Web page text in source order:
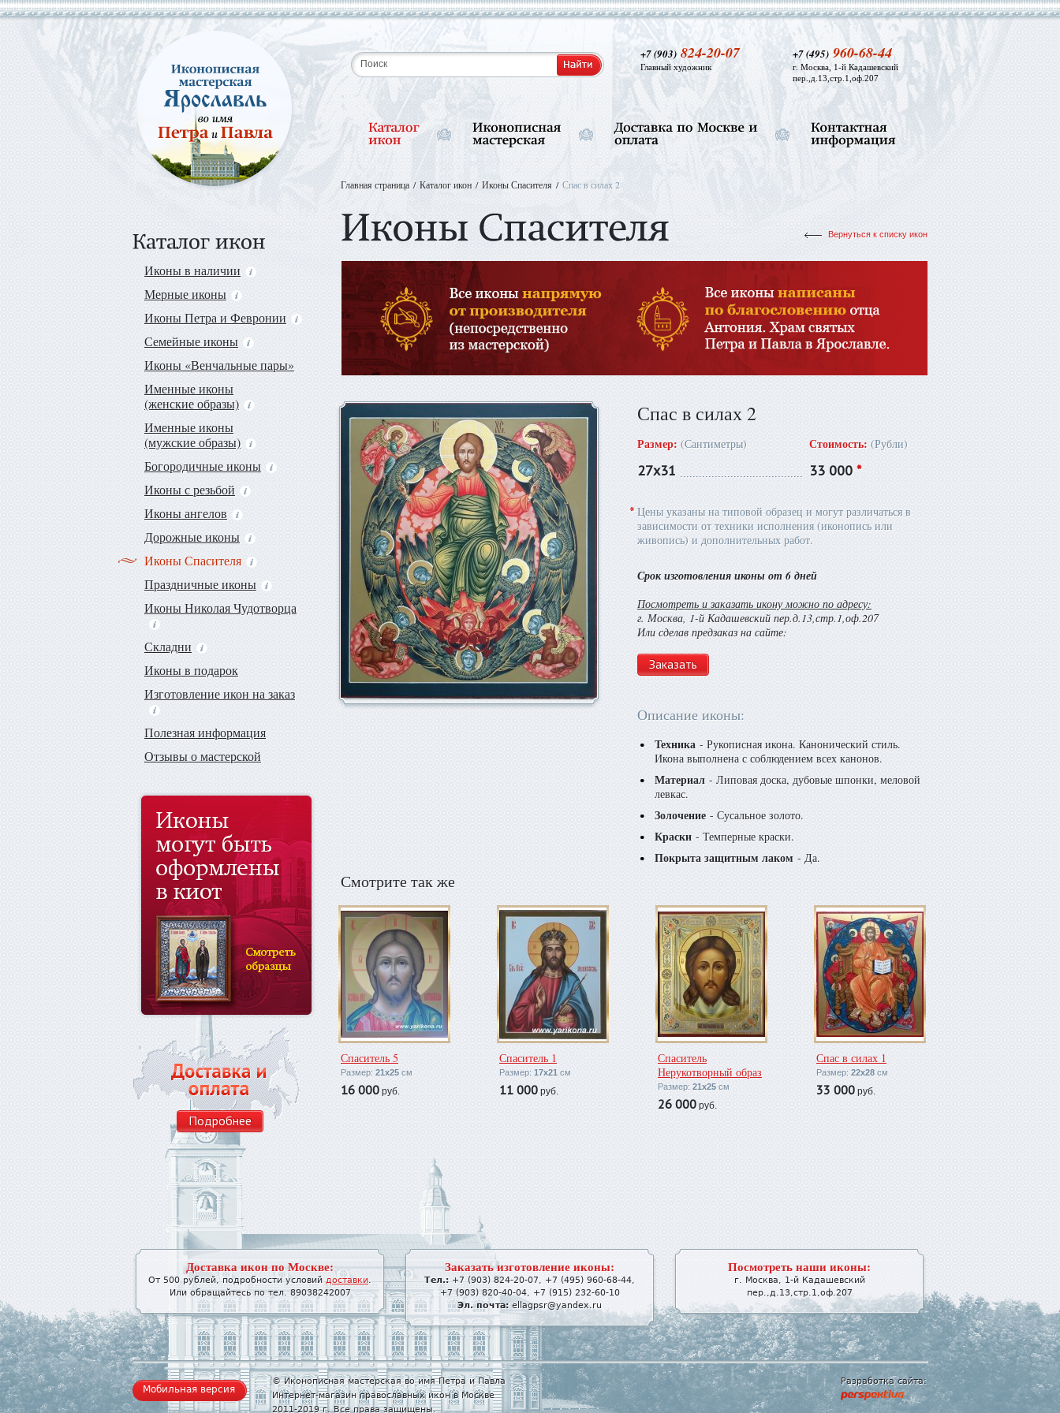
+7 (495)960-68-44
г. Москва, 1-й Кадашевский
пер.,д.13,стр.1,оф.207
+7 (903)824-20-07
Главный художник
Иконы в наличии
Мерные иконы
Иконы Петра и Февронии
Семейные иконы
Иконы «Венчальные пары»
Именные иконы
(женские образы)
Именные иконы
(мужские образы)
Богородичные иконы
Иконы с резьбой
Иконы ангелов
Дорожные иконы
Иконы Спасителя
Праздничные иконы
Иконы Николая Чудотворца
Складни
Иконы в подарок
Изготовление икон на заказ
Полезная информация
Отзывы о мастерской
Подробнее
Главная страница Каталог икон Иконы Спасителя Спас в силах 2
Вернуться к списку икон
Спас в силах 2
Размер: (Сантиметры) Стоимость: (Рубли)
27х31 33 000 *
* Цены указаны на типовой образец и могут различаться в
зависимости от техники исполнения (иконопись или
живопись) и дополнительных работ.
Срок изготовления иконы от 6 дней
Посмотреть и заказать икону можно по адресу:
г. Москва, 1-й Кадашевский пер.д.13,стр.1,оф.207
Или сделав предзаказ на сайте:
Заказать
Описание иконы:
Техника - Рукописная икона. Канонический стиль.
Икона выполнена с соблюдением всех канонов.
Материал - Липовая доска, дубовые шпонки, меловой
левкас.
Золочение - Сусальное золото.
Краски - Темперные краски.
Покрыта защитным лаком - Да.
Смотрите так же
Спаситель 5
Размер: 21х25 см
16 000 руб.
Спаситель 1
Размер: 17х21 см
11 000 руб.
Спаситель
Нерукотворный образ
Размер: 21х25 см
26 000 руб.
Спас в силах 1
Размер: 22х28 см
33 000 руб.
Доставка икон по Москве:
От 500 рублей, подробности условийдоставки.
Или обращайтесь по тел. 89038242007
Заказать изготовление иконы:
Тел.: +7 (903) 824-20-07, +7 (495) 960-68-44,
+7 (903) 820-40-04, +7 (915) 232-60-10
Эл. почта: ellagpsr@yandex.ru
Посмотреть наши иконы:
г. Москва, 1-й Кадашевский
пер.,д.13,стр.1,оф.207
Мобильная версия
© Иконописная мастерская во имя Петра и Павла
Интернет-магазин православных икон в Москве
2011-2019 г. Все права защищены.
Разработка сайта: